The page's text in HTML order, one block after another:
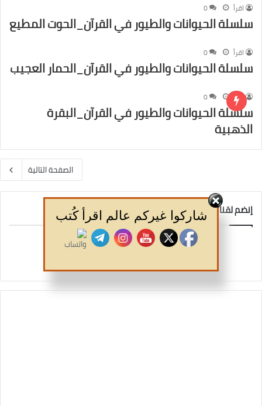
اقرأ 0
سلسلة الحيوانات والطيور في القرآن_الحوت المطيع
اقرأ 0
سلسلة الحيوانات والطيور في القرآن_الحمار العجيب
اقرأ 0
سلسلة الحيوانات والطيور في القرآن_البقرة
الذهبية
الصفحة التالية
إنضم لقناتنا شاركوا غيركم عالم اقرأ كُتب